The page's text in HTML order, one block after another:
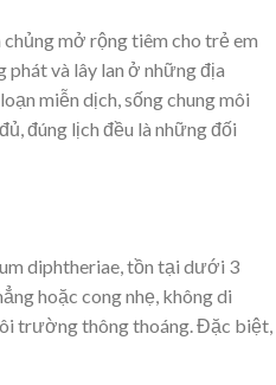
mở rộng tiêm cho trẻ em
phát và lây lan ở những địa
miễn dịch, sống chung môi
đúng lịch đều là những đối
diphtheriae, tồn tại dưới 3
hoặc cong nhẹ, không di
trường thông thoáng. Đặc biệt,